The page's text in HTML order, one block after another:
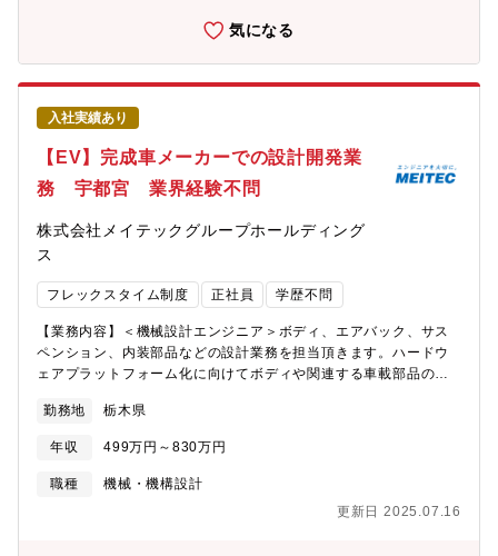
ステム等みなさんにとって身近なものづくりを行っています。■売
数：19.3年■平均年齢：43.7歳■全社平均残業時間：22.5時間/月■
有給休暇取得日数：15.7日/年間※2024年度実績
気になる
入社実績あり
【EV】完成車メーカーでの設計開発業
務 宇都宮 業界経験不問
株式会社メイテックグループホールディング
ス
フレックスタイム制度 正社員 学歴不問
【業務内容】＜機械設計エンジニア＞ボディ、エアバック、サス
ペンション、内装部品などの設計業務を担当頂きます。ハードウ
ェアプラットフォーム化に向けてボディや関連する車載部品の開
に向けて技術的課題も多い為、提案などをして頂きながら、電動
化に向けた設計開発に取り組んで頂きます。◆業務フェーズ実務
主担当◆開発環境・ツールCATIA
勤務地 栃木県
年収 499万円～830万円
職種
機械・機構設計
更新日 2025.07.16